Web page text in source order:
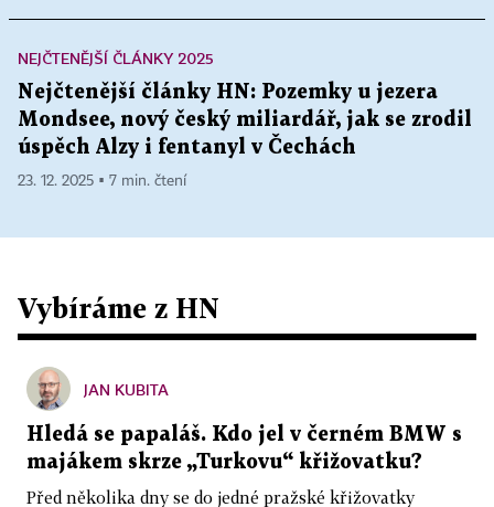
NEJČTENĚJŠÍ ČLÁNKY 2025
Nejčtenější články HN: Pozemky u jezera
Mondsee, nový český miliardář, jak se zrodil
úspěch Alzy i fentanyl v Čechách
23. 12. 2025 ▪ 7 min. čtení
Vybíráme z HN
JAN KUBITA
Hledá se papaláš. Kdo jel v černém BMW s
majákem skrze „Turkovu“ křižovatku?
Před několika dny se do jedné pražské křižovatky